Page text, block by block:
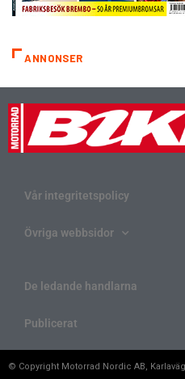
ANNONSER
Vår integritetspolicy
Övriga webbsidor
De ledande handlarna
Publicerat
© Copyright Motorrad Nordic AB,